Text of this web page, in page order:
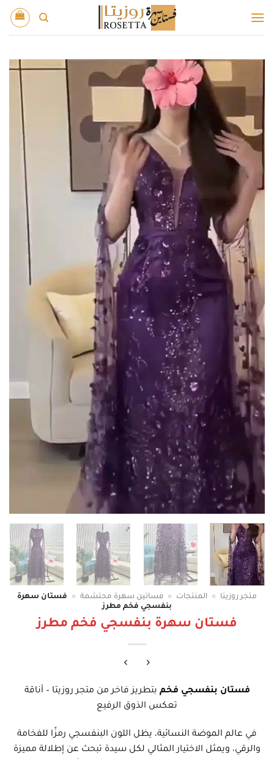
للمحتوى
متجر روزيتا » المنتجات » فساتين سهرة محتشمة »
فستان سهرة
بنفسجي فخم مطرز
فستان سهرة بنفسجي فخم مطرز
فستان بنفسجي فخم بتطريز فاخر من متجر روزيتا – أناقة
تعكس الذوق الرفيع
في عالم الموضة النسائية، يظل اللون البنفسجي رمزًا للفخامة
والرقي، ويمثل الاختيار المثالي لكل سيدة تبحث عن إطلالة مميزة